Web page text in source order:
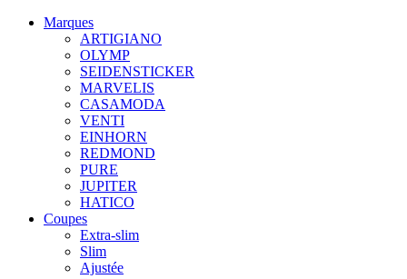
Marques
ARTIGIANO
OLYMP
SEIDENSTICKER
MARVELIS
CASAMODA
VENTI
EINHORN
REDMOND
PURE
JUPITER
HATICO
Coupes
Extra-slim
Slim
Ajustée